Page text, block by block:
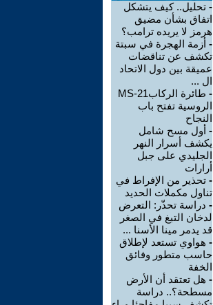
- تحليل.. كيف يتشكل
اتفاق بشأن مضيق
هرمز لا يريده ترامب؟
- أزمة الهجرة في سبتة
تكشف عن تناقضات
عميقة بين دول الاتحاد
ال ...
-
طائرة الركابMS-21
الروسية تفتح باب
النجاح
- أول مسح شامل
يكشف أسرار النهر
الجليدي على جبل
أرارات
- تحذير من الإفراط في
تناول مكملات الحديد
- دراسة تحذّر: التعرض
لدخان التبغ في الصغر
قد يدمر مينا الأسنا ...
- هواوي تستعد لإطلاق
حاسب متطور وفائق
الخفة
- هل تعتقد أن الأرض
مسطحة؟.. دراسة